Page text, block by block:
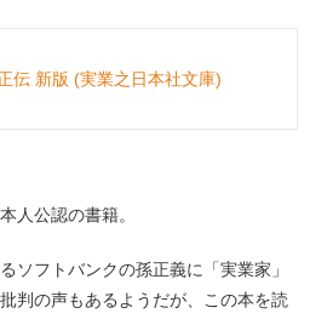
伝 新版 (実業之日本社文庫)
人公認の書籍。
ソフトバンクの孫正義に「実業家」
判の声もあるようだが、この本を読